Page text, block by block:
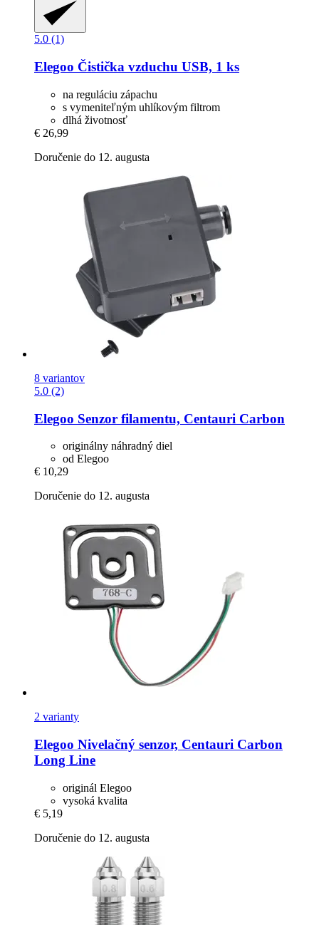
5.0 (1)
Elegoo Čistička vzduchu USB, 1 ks
na reguláciu zápachu
s vymeniteľným uhlíkovým filtrom
dlhá životnosť
€ 26,99
Doručenie do 12. augusta
8 variantov
5.0 (2)
Elegoo Senzor filamentu, Centauri Carbon
originálny náhradný diel
od Elegoo
€ 10,29
Doručenie do 12. augusta
2 varianty
Elegoo Nivelačný senzor, Centauri Carbon
Long Line
originál Elegoo
vysoká kvalita
€ 5,19
Doručenie do 12. augusta